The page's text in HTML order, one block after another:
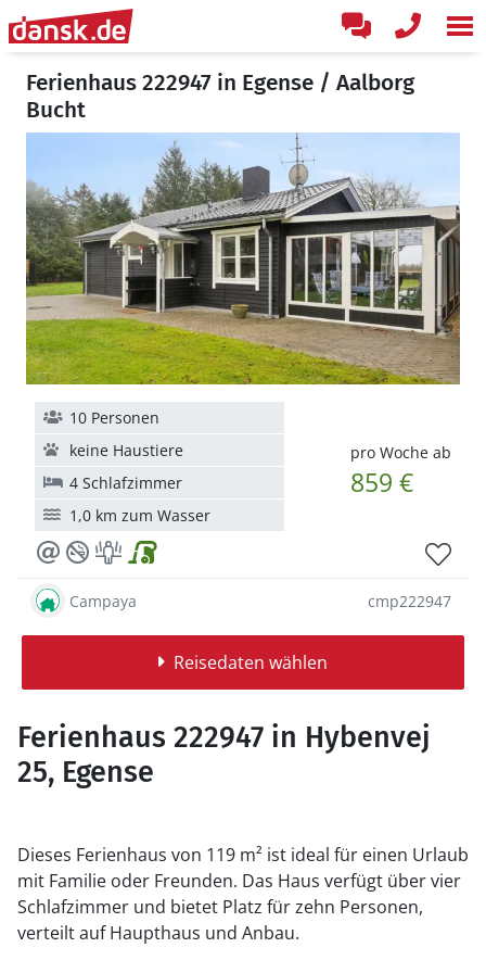
Ferienhaus 222947 in Egense / Aalborg
Bucht
pro Woche ab
859 €
10 Personen
keine Haustiere
4 Schlafzimmer
1,0 km zum Wasser
Campaya cmp222947
Reisedaten wählen
Ferienhaus 222947 in Hybenvej
25, Egense
Dieses Ferienhaus von 119 m² ist ideal für einen Urlaub
mit Familie oder Freunden. Das Haus verfügt über vier
Schlafzimmer und bietet Platz für zehn Personen,
verteilt auf Haupthaus und Anbau.